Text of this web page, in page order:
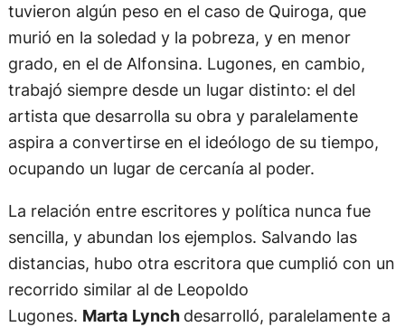
tuvieron algún peso en el caso de Quiroga, que
murió en la soledad y la pobreza, y en menor
grado, en el de Alfonsina. Lugones, en cambio,
trabajó siempre desde un lugar distinto: el del
artista que desarrolla su obra y paralelamente
aspira a convertirse en el ideólogo de su tiempo,
ocupando un lugar de cercanía al poder.
La relación entre escritores y política nunca fue
sencilla, y abundan los ejemplos. Salvando las
distancias, hubo otra escritora que cumplió con un
recorrido similar al de Leopoldo
Lugones. Marta Lynch desarrolló, paralelamente a